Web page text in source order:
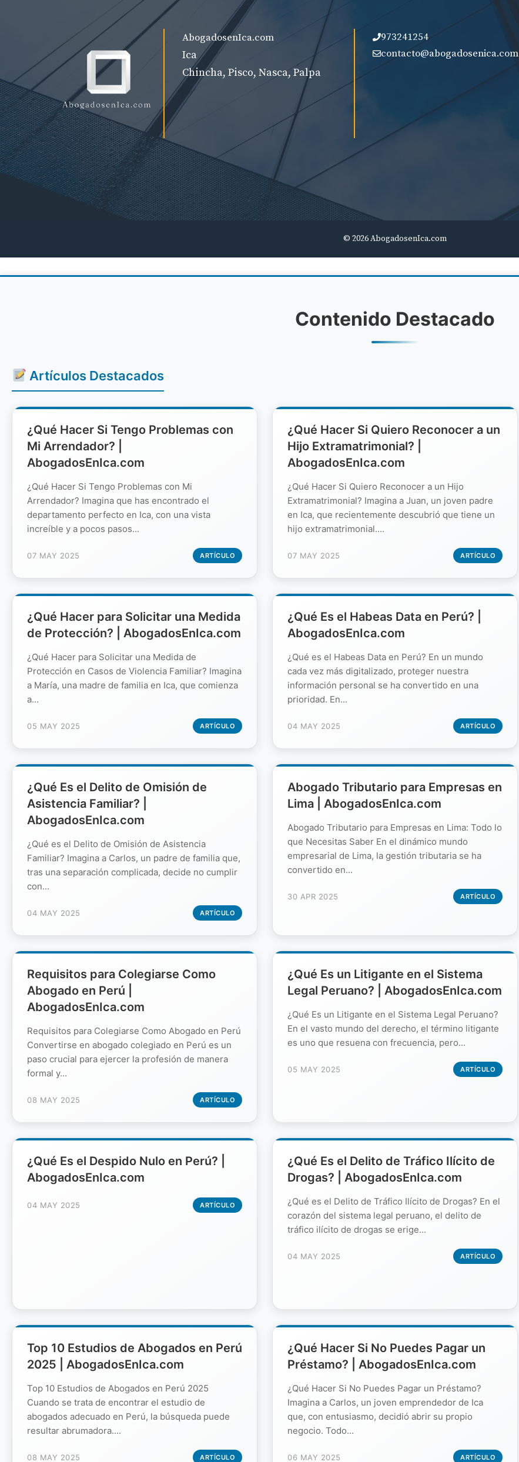
AbogadosenIca.com
Ica
Chincha, Pisco, Nasca, Palpa
973241254
contacto@abogadosenica.com
© 2026 AbogadosenIca.com
Contenido Destacado
Artículos Destacados
¿Qué Hacer Si Tengo Problemas con
Mi Arrendador? |
AbogadosEnIca.com
¿Qué Hacer Si Tengo Problemas con Mi
Arrendador? Imagina que has encontrado el
departamento perfecto en Ica, con una vista
increíble y a pocos pasos...
07 MAY 2025 ARTÍCULO
¿Qué Hacer Si Quiero Reconocer a un
Hijo Extramatrimonial? |
AbogadosEnIca.com
¿Qué Hacer Si Quiero Reconocer a un Hijo
Extramatrimonial? Imagina a Juan, un joven padre
en Ica, que recientemente descubrió que tiene un
hijo extramatrimonial....
07 MAY 2025 ARTÍCULO
¿Qué Hacer para Solicitar una Medida
de Protección? | AbogadosEnIca.com
¿Qué Hacer para Solicitar una Medida de
Protección en Casos de Violencia Familiar? Imagina
a María, una madre de familia en Ica, que comienza
a...
05 MAY 2025 ARTÍCULO
¿Qué Es el Habeas Data en Perú? |
AbogadosEnIca.com
¿Qué es el Habeas Data en Perú? En un mundo
cada vez más digitalizado, proteger nuestra
información personal se ha convertido en una
prioridad. En...
04 MAY 2025 ARTÍCULO
¿Qué Es el Delito de Omisión de
Asistencia Familiar? |
AbogadosEnIca.com
¿Qué es el Delito de Omisión de Asistencia
Familiar? Imagina a Carlos, un padre de familia que,
tras una separación complicada, decide no cumplir
con...
04 MAY 2025 ARTÍCULO
Abogado Tributario para Empresas en
Lima | AbogadosEnIca.com
Abogado Tributario para Empresas en Lima: Todo lo
que Necesitas Saber En el dinámico mundo
empresarial de Lima, la gestión tributaria se ha
convertido en...
30 APR 2025 ARTÍCULO
Requisitos para Colegiarse Como
Abogado en Perú |
AbogadosEnIca.com
Requisitos para Colegiarse Como Abogado en Perú
Convertirse en abogado colegiado en Perú es un
paso crucial para ejercer la profesión de manera
formal y...
08 MAY 2025 ARTÍCULO
¿Qué Es un Litigante en el Sistema
Legal Peruano? | AbogadosEnIca.com
¿Qué Es un Litigante en el Sistema Legal Peruano?
En el vasto mundo del derecho, el término litigante
es uno que resuena con frecuencia, pero...
05 MAY 2025 ARTÍCULO
¿Qué Es el Despido Nulo en Perú? |
AbogadosEnIca.com
04 MAY 2025 ARTÍCULO
¿Qué Es el Delito de Tráfico Ilícito de
Drogas? | AbogadosEnIca.com
¿Qué es el Delito de Tráfico Ilícito de Drogas? En el
corazón del sistema legal peruano, el delito de
tráfico ilícito de drogas se erige...
04 MAY 2025 ARTÍCULO
Top 10 Estudios de Abogados en Perú
2025 | AbogadosEnIca.com
Top 10 Estudios de Abogados en Perú 2025
Cuando se trata de encontrar el estudio de
abogados adecuado en Perú, la búsqueda puede
resultar abrumadora....
08 MAY 2025 ARTÍCULO
¿Qué Hacer Si No Puedes Pagar un
Préstamo? | AbogadosEnIca.com
¿Qué Hacer Si No Puedes Pagar un Préstamo?
Imagina a Carlos, un joven emprendedor de Ica
que, con entusiasmo, decidió abrir su propio
negocio. Todo...
06 MAY 2025 ARTÍCULO